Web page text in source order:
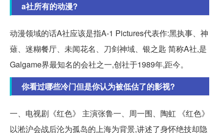
a社所有的动漫?
动漫领域的话A社应该是指A-1 Pictures代表作:黑执事、神
薙、迷糊餐厅、未闻花名、刀剑神域、银之匙 简称A社,是
Galgame界最知名的会社之一,创社于1989年,距今。
你看过哪些冷门但是你认为被低估了的影视?
一、电视剧《红色》 主演张鲁一、周一围、陶虹 《红色》
以淞沪会战后沦为孤岛的上海为背景,讲述了身怀绝技却隐